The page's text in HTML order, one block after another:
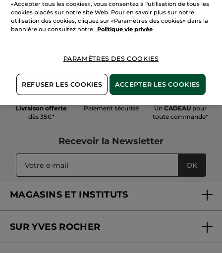
Voir plus
Livraison offerte
dès 35€*
Paiement sécurisé UnCADEAU pour
toute commande*
Recevoir la Newsletter
OK
MAGASINS ET INSTITUTS
Soins en institut
SUR YVES ROCHER
«Accepter tous les cookies», vous consentez à l'utilisation de tous les
cookies placés sur notre site Web. Pour en savoir plus sur notre
utilisation des cookies, cliquez sur «Paramètres des cookies» dans la
bannière ou consultez notre
Politique vie privée
PARAMÈTRES DES COOKIES
REFUSER LES COOKIES ACCEPTER LES COOKIES